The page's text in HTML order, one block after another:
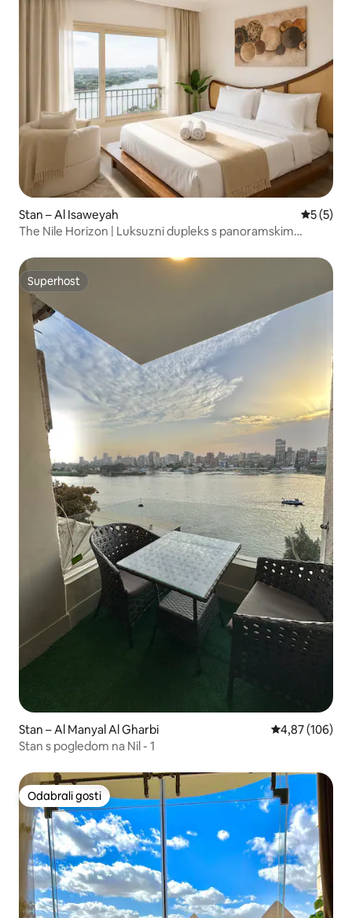
Stan – Al Isaweyah
5 (5)
The Nile Horizon | Luksuzni dupleks s panoramskim
Superhost
Superhost
Stan – Al Manyal Al Gharbi Prosječna
4,87 (106)
Stan s pogledom na Nil - 1
Odabrali gosti
Odabrali gosti